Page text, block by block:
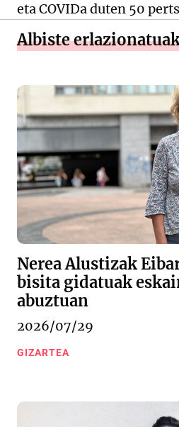
eta COVIDa duten 50
Albiste
Nerea Alustizak
bisita gidatuak
abuztuan
2026/07/29
GIZARTEA